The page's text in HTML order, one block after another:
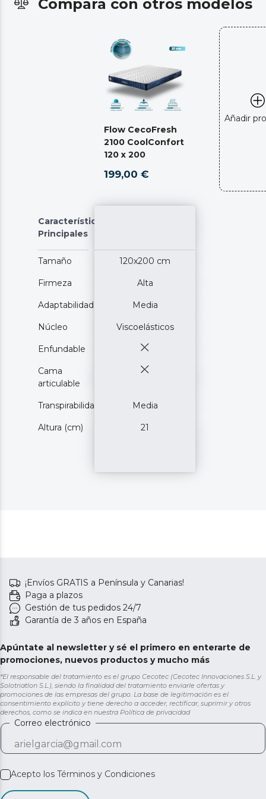
Compara con otros modelos
Flow CecoFresh
2100 CoolConfort
120 x 200
199,00 €
Añadir
Características
Principales
Tamaño 120x200 cm
Firmeza Alta
Adaptabilidad Media
Núcleo Viscoelásticos
Enfundable
Cama
articulable
Transpirabilidad Media
Altura (cm) 21
¡Envíos GRATIS a Península y Canarias!
Paga a plazos
Gestión de tus pedidos 24/7
Garantía de 3 años en España
Apúntate al newsletter y sé el primero en enterarte de
promociones, nuevos productos y mucho más
*El responsable del tratamiento es el grupo Cecotec (Cecotec Innovaciones S.L. y
Solotriatlon S.L.), siendo la finalidad del tratamiento enviarle ofertas y
promociones de las empresas del grupo. La base de legitimación es el
consentimiento explícito y tiene derecho a acceder, rectificar, suprimir y otros
derechos, como se indica en nuestra Política de privacidad
Correo electrónico
Acepto los Términos y Condiciones